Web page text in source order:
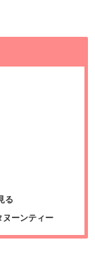
る
ヌーンティー